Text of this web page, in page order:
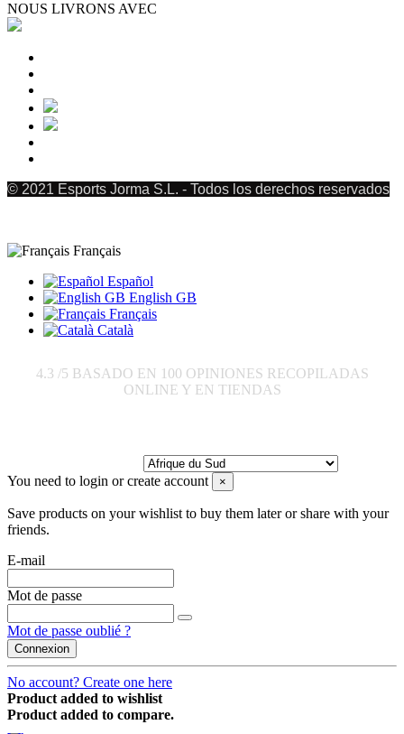
NOUS LIVRONS AVEC
© 2021 Esports Jorma S.L. - Todos los derechos reservados
Français
Español
English GB
Français
Català
4.3 /5 BASADO EN 100 OPINIONES RECOPILADAS
ONLINE Y EN TIENDAS
You need to login or create account ×
Save products on your wishlist to buy them later or share with your
friends.
E-mail
Mot de passe
Mot de passe oublié ?
Connexion
No account? Create one here
Product added to wishlist
Product added to compare.